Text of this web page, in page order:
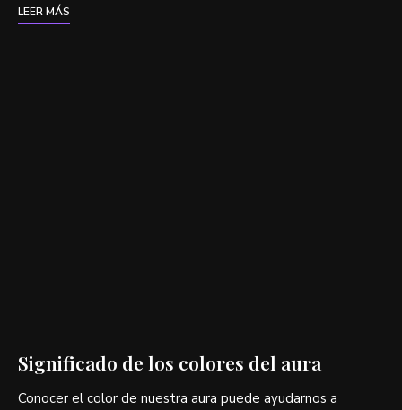
LEER MÁS
Significado de los colores del aura
Conocer el color de nuestra aura puede ayudarnos a